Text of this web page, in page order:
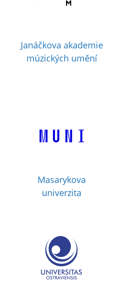
Janáčkova akademie
múzických umění
Masarykova
univerzita